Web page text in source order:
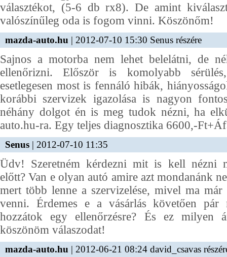
választékot, (5-6 db rx8). De amint
valószínűleg oda is fogom vinni. Köszönőm!
mazda-auto.hu | 2012-07-10 15:30 Senus részére
Sajnos a motorba nem lehet belelátni, de
ellenőrizni. Először is komolyabb
esetlegesen most is fennáló hibák,
korábbi szervizek igazolása is nagyon
néhány dolgot én is meg tudok nézni, ha
auto.hu-ra. Egy teljes diagnosztika 6600,-
Senus | 2012-07-10 11:35
Üdv! Szeretném kérdezni mit is kell nézni
előtt? Van e olyan autó amire azt mondanánk
mert több lenne a szervizelése, mivel ma már
venni. Érdemes e a vásárlás követően
hozzátok egy ellenőrzésre? És ez milyen
köszönöm válaszodat!
mazda-auto.hu | 2012-06-21 08:24 david_csavas